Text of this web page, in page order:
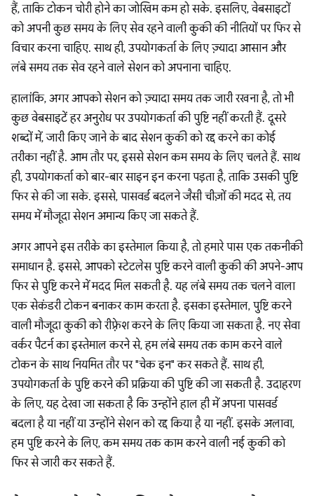
हैं, ताकि टोकन चोरी होने का जोखिम कम हो सके. इसलिए, वेबसाइटों
को अपनी कुछ समय के लिए सेव रहने वाली कुकी की नीतियों पर फिर से
विचार करना चाहिए. साथ ही, उपयोगकर्ता के लिए ज़्यादा आसान और
लंबे समय तक सेव रहने वाले सेशन को अपनाना चाहिए.
हालांकि, अगर आपको सेशन को ज़्यादा समय तक जारी रखना है, तो भी
कुछ वेबसाइटें हर अनुरोध पर उपयोगकर्ता की पुष्टि नहीं करती हैं. दूसरे
शब्दों में, जारी किए जाने के बाद सेशन कुकी को रद्द करने का कोई
तरीका नहीं है. आम तौर पर, इससे सेशन कम समय के लिए चलते हैं. साथ
ही, उपयोगकर्ता को बार-बार साइन इन करना पड़ता है, ताकि उसकी पुष्टि
फिर से की जा सके. इससे, पासवर्ड बदलने जैसी चीज़ों की मदद से, तय
समय में मौजूदा सेशन अमान्य किए जा सकते हैं.
अगर आपने इस तरीके का इस्तेमाल किया है, तो हमारे पास एक तकनीकी
समाधान है. इससे, आपको स्टेटलेस पुष्टि करने वाली कुकी की अपने-आप
फिर से पुष्टि करने में मदद मिल सकती है. यह लंबे समय तक चलने वाला
एक सेकंडरी टोकन बनाकर काम करता है. इसका इस्तेमाल, पुष्टि करने
वाली मौजूदा कुकी को रीफ़्रेश करने के लिए किया जा सकता है. नए सेवा
वर्कर पैटर्न का इस्तेमाल करने से, हम लंबे समय तक काम करने वाले
टोकन के साथ नियमित तौर पर "चेक इन" कर सकते हैं. साथ ही,
उपयोगकर्ता के पुष्टि करने की प्रक्रिया की पुष्टि की जा सकती है. उदाहरण
के लिए, यह देखा जा सकता है कि उन्होंने हाल ही में अपना पासवर्ड
बदला है या नहीं या उन्होंने सेशन को रद्द किया है या नहीं. इसके अलावा,
हम पुष्टि करने के लिए, कम समय तक काम करने वाली नई कुकी को
फिर से जारी कर सकते हैं.